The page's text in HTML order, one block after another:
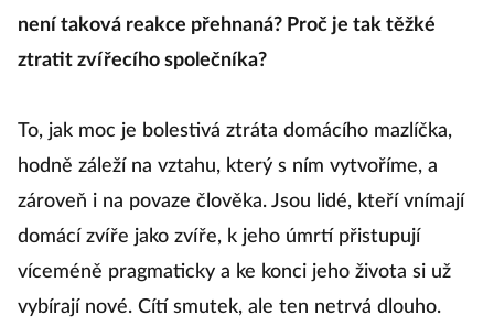
není taková reakce přehnaná? Proč je tak těžké
ztratit zvířecího společníka?
To, jak moc je bolestivá ztráta domácího mazlíčka,
hodně záleží na vztahu, který s ním vytvoříme, a
zároveň i na povaze člověka. Jsou lidé, kteří vnímají
domácí zvíře jako zvíře, k jeho úmrtí přistupují
víceméně pragmaticky a ke konci jeho života si už
vybírají nové. Cítí smutek, ale ten netrvá dlouho.